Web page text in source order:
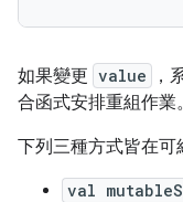
如果變更 value ，
合函式安排重組作業。
下列三種方式皆在可
val